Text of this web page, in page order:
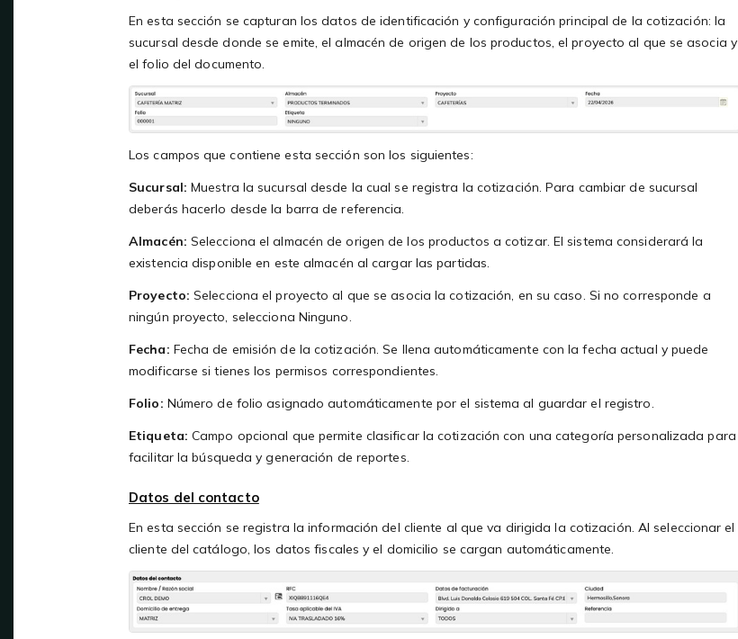
En esta sección se capturan los datos de identificación y configuración principal de la cotización: la
sucursal desde donde se emite, el almacén de origen de los productos, el proyecto al que se asocia y
el folio del documento.
Los campos que contiene esta sección son los siguientes:
Sucursal: Muestra la sucursal desde la cual se registra la cotización. Para cambiar de sucursal
deberás hacerlo desde la barra de referencia.
Almacén: Selecciona el almacén de origen de los productos a cotizar. El sistema considerará la
existencia disponible en este almacén al cargar las partidas.
Proyecto: Selecciona el proyecto al que se asocia la cotización, en su caso. Si no corresponde a
ningún proyecto, selecciona Ninguno.
Fecha: Fecha de emisión de la cotización. Se llena automáticamente con la fecha actual y puede
modificarse si tienes los permisos correspondientes.
Folio: Número de folio asignado automáticamente por el sistema al guardar el registro.
Etiqueta: Campo opcional que permite clasificar la cotización con una categoría personalizada para
facilitar la búsqueda y generación de reportes.
Datos del contacto
En esta sección se registra la información del cliente al que va dirigida la cotización. Al seleccionar el
cliente del catálogo, los datos fiscales y el domicilio se cargan automáticamente.